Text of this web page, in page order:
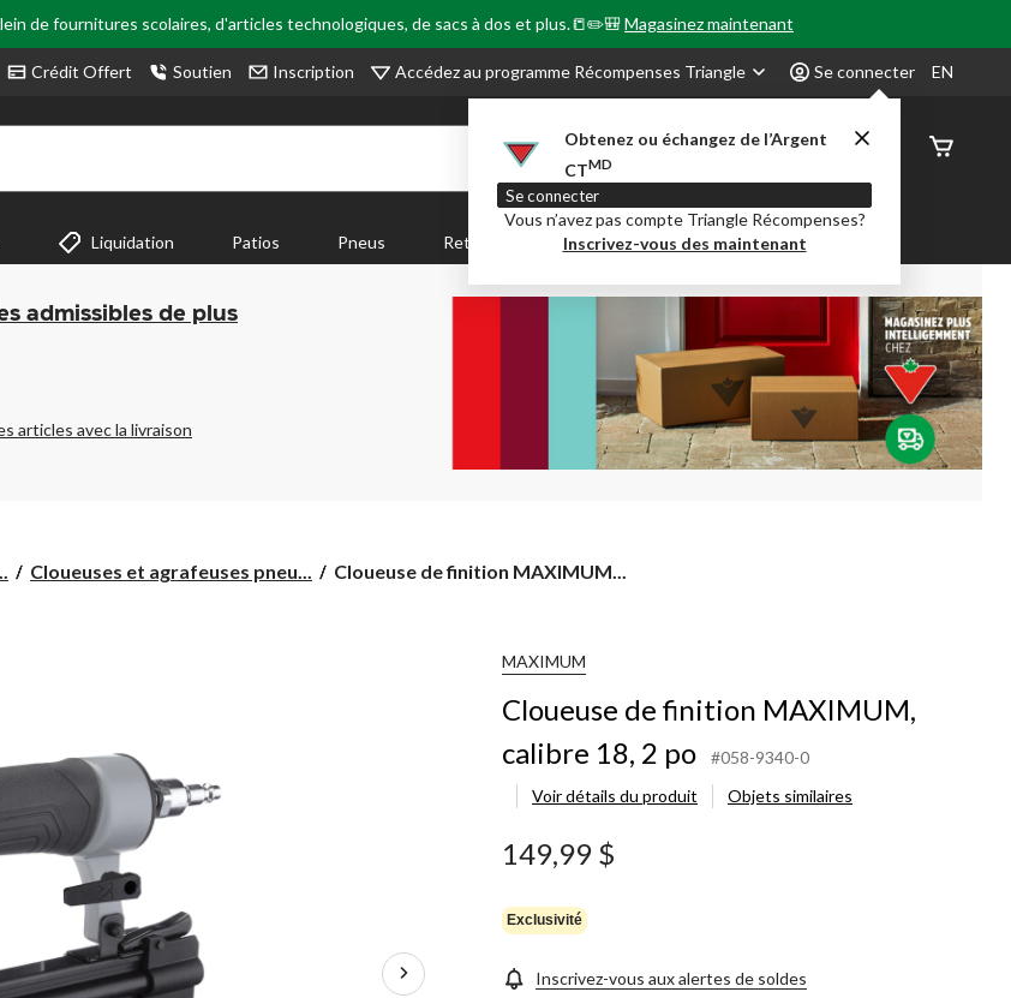
de fournitures scolaires, d'articles technologiques, de sacs à dos et plus.📒✏️🎒Magasinez maintenant
Crédit Offert Soutien Inscription Accédez au programme Récompenses Triangle Se connecter
Obtenez ou échangez de l’Argent
CTMD
Se connecter
Vous n’avez pas compte Triangle Récompenses?
Inscrivez-vous des maintenant
EN
État de
Liquidation Patios Pneus Retour en Classe Party City Centre-auto
admissibles de plus
articles avec la livraison
Cloueuses et agrafeuses pneu...
Cloueuse
Cloueuse de finition MAXIMUM...
MAXIMUM
Cloueuse de finition MAXIMUM,
calibre 18, 2 po
#058-9340-0
Voir détails du produit
Objets similaires
149,99 $
Exclusivité
Inscrivez-vous aux alertes de soldes